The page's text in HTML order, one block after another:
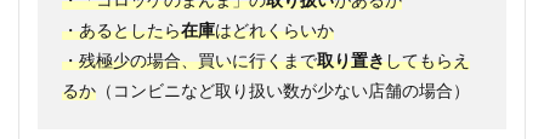
・あるとしたら在庫はどれくらいか
・残極少の場合、買いに行くまで取り置きしてもらえ
るか （コンビニなど取り扱い数が少ない店舗の場合）